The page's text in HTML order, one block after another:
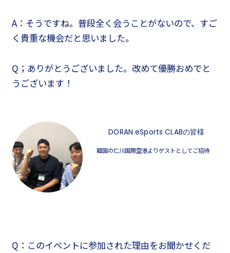
A：そうですね。普段全く会うことがないので、すご
く貴重な機会だと思いました。
Q；ありがとうございました。改めて優勝おめでと
うございます！
DORAN eSports CLABの皆様
韓国の仁川国際空港よりゲストとしてご招待
Q：このイベントに参加された理由をお聞かせくだ